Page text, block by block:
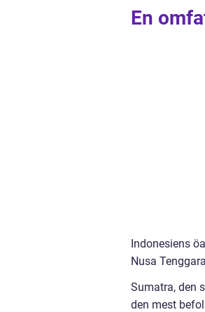
En
Indonesiens
Nusa
Sumatra, den
den mest